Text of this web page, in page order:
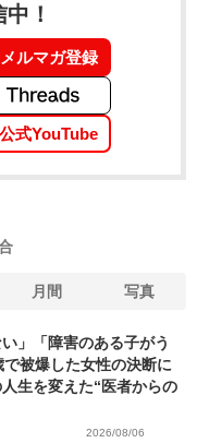
！
メルマガ登録
公式YouTube
月間 写真
」「障害のある子がう
被爆した女性の決断に
生を変えた“医者からの
2026/08/06